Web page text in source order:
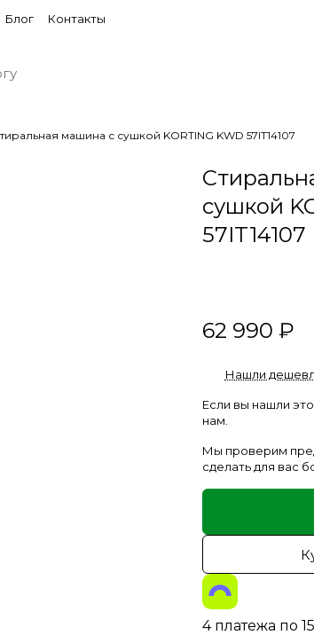
Блог Контакты
машина с сушкой KORTING KWD 57IT14107
сушкой
57IT14107
62 990 ₽
Нашли
Если вы нашли
нам.
Мы проверим
сделать для вас
4 платежа по